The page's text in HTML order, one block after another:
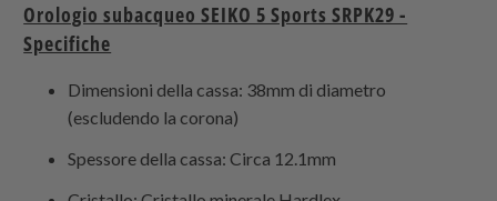
Orologio subacqueo SEIKO 5 Sports SRPK29 -
Specifiche
Dimensioni della cassa: 38mm di diametro
(escludendo la corona)
Spessore della cassa: Circa 12.1mm